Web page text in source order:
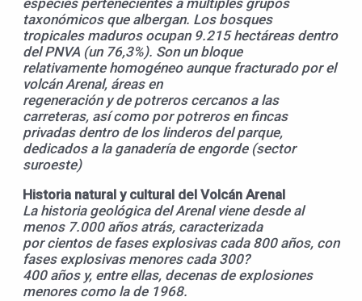
especies pertenecientes a múltiples grupos
taxonómicos que albergan. Los bosques
tropicales maduros ocupan 9.215 hectáreas dentro
del PNVA (un 76,3%). Son un bloque
relativamente homogéneo aunque fracturado por el
volcán Arenal, áreas en
regeneración y de potreros cercanos a las
carreteras, así como por potreros en fincas
privadas dentro de los linderos del parque,
dedicados a la ganadería de engorde (sector
suroeste)
Historia natural y cultural del Volcán Arenal
La historia geológica del Arenal viene desde al
menos 7.000 años atrás, caracterizada
por cientos de fases explosivas cada 800 años, con
fases explosivas menores cada 300?
400 años y, entre ellas, decenas de explosiones
menores como la de 1968.